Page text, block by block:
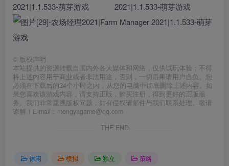
© 版权声明
本站提供的资源转载自国内外各大媒体和网络，仅供试玩体验；不得
将上述内容用于商业或者非法用途，否则，一切后果请用户自负。您
必须在下载后的24个小时之内，从您的电脑中彻底删除上述内容。如
果您喜欢该游戏内容，请支持正版，购买注册，得到更好的正版服
务。我们非常重视版权问题，如有侵权请邮件与我们联系处理。敬请
谅解！E-mail：mengyagame@qq.com
THE END
休闲 模拟 独立
策略